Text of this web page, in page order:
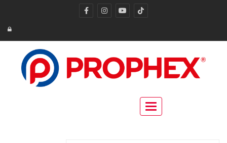
Toggle navigation